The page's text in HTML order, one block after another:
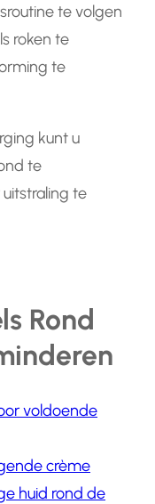
te volgen
roken te
te
kunt u
te
te
Rond
voldoende
crème
huid rond de